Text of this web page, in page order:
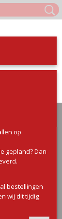
op
gepland? Dan
bestellingen
wij dit tijdig